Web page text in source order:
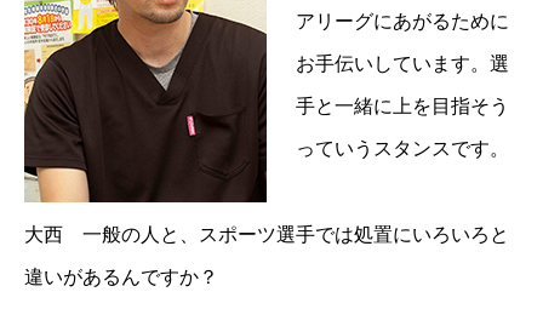
アリーグにあがるために
お手伝いしています。選
手と一緒に上を目指そう
っていうスタンスです。
大西 一般の人と、スポーツ選手では処置にいろいろと
違いがあるんですか？